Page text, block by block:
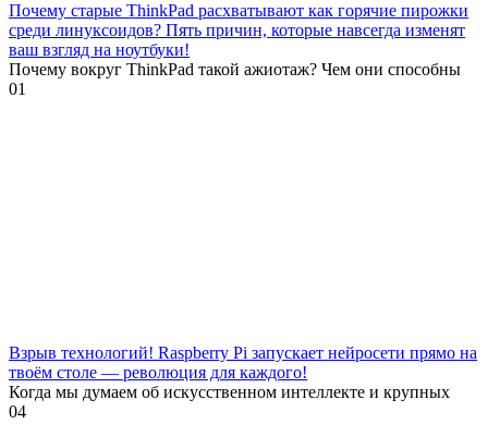
Почему старые ThinkPad расхватывают как горячие пирожки
среди линуксоидов? Пять причин, которые навсегда изменят
ваш взгляд на ноутбуки!
Почему вокруг ThinkPad такой ажиотаж? Чем они способны
01
Взрыв технологий! Raspberry Pi запускает нейросети прямо на
твоём столе — революция для каждого!
Когда мы думаем об искусственном интеллекте и крупных
04